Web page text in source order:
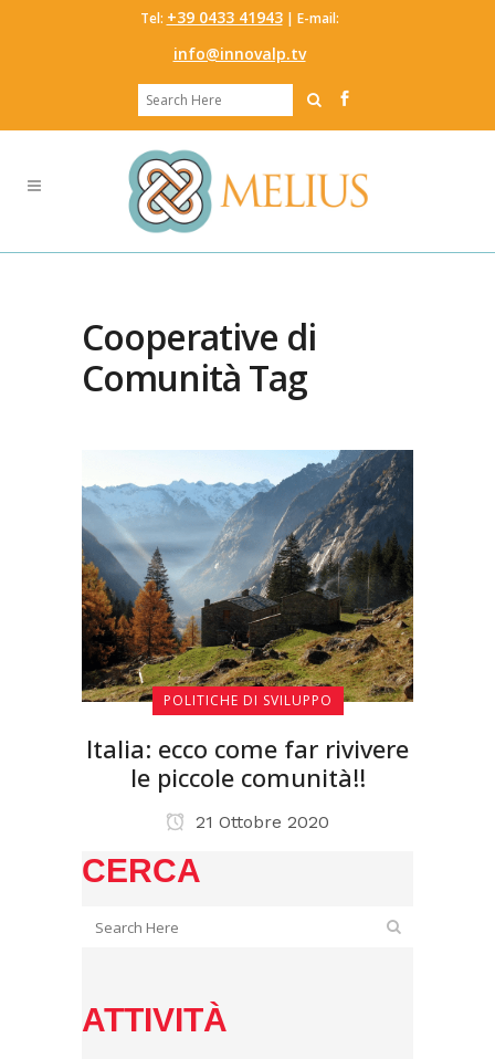
Tel: ‭+39 0433 41943‬ | E-mail:
info@innovalp.tv
Cooperative di
Comunità Tag
POLITICHE DI SVILUPPO
Italia: ecco come far rivivere
le piccole comunità!!
21 Ottobre 2020
CERCA
ATTIVITÀ